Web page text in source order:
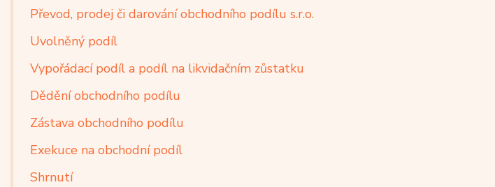
Převod, prodej či darování obchodního podílu s.r.o.
Uvolněný podíl
Vypořádací podíl a podíl na likvidačním zůstatku
Dědění obchodního podílu
Zástava obchodního podílu
Exekuce na obchodní podíl
Shrnutí